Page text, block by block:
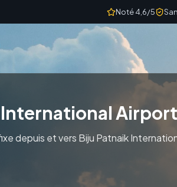
Noté 4,6/5
International Airport
depuis et vers Biju Patnaik